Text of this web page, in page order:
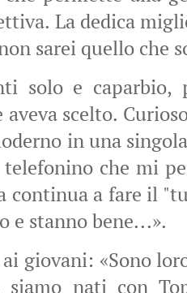
La dedica
sarei quello che
solo e caparbio,
aveva scelto.
in una
che mi
continua a fare il
e stanno bene...».
giovani: «Sono
siamo nati con